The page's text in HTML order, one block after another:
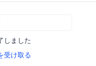
しました
受け取る